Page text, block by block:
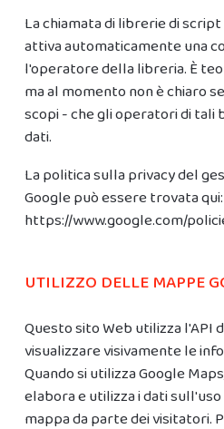
La chiamata di librerie di
attiva automaticamente una
l'operatore della libreria. È
ma al momento non è chiaro
scopi - che gli operatori di tali
dati.
La politica sulla privacy del
Google può essere trovata qui:
https://www.google.com/
UTILIZZO DELLE MAPPE
Questo sito Web utilizza l'API
visualizzare visivamente le
Quando si utilizza Google
elabora e utilizza i dati
mappa da parte dei visitatori.